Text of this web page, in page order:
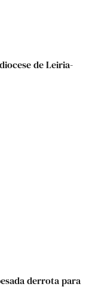
de Leiria-
derrota para